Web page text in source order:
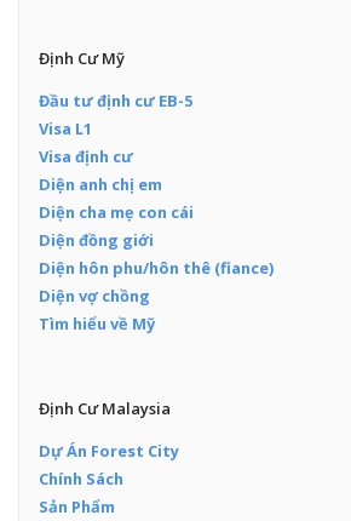
Định Cư Mỹ
Đầu tư định cư EB-5
Visa L1
Visa định cư
Diện anh chị em
Diện cha mẹ con cái
Diện đồng giới
Diện hôn phu/hôn thê (fiance)
Diện vợ chồng
Tìm hiểu về Mỹ
Định Cư Malaysia
Dự Án Forest City
Chính Sách
Sản Phẩm